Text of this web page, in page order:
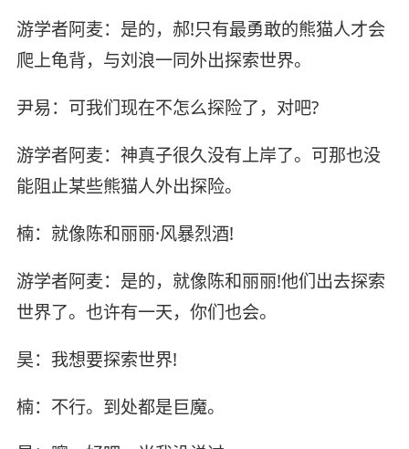
游学者阿麦：是的，郝!只有最勇敢的熊猫人才会
爬上龟背，与刘浪一同外出探索世界。
尹易：可我们现在不怎么探险了，对吧?
游学者阿麦：神真子很久没有上岸了。可那也没
能阻止某些熊猫人外出探险。
楠：就像陈和丽丽·风暴烈酒!
游学者阿麦：是的，就像陈和丽丽!他们出去探索
世界了。也许有一天，你们也会。
昊：我想要探索世界!
楠：不行。到处都是巨魔。